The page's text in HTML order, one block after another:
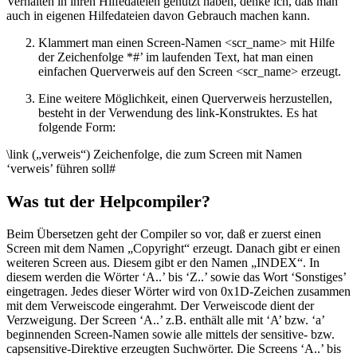
auch in eigenen Hilfedateien davon Gebrauch machen kann.
Klammert man einen Screen-Namen <scr_name> mit Hilfe
der Zeichenfolge *#’ im laufenden Text, hat man einen
einfachen Querverweis auf den Screen <scr_name> erzeugt.
Eine weitere Möglichkeit, einen Querverweis herzustellen,
besteht in der Verwendung des link-Konstruktes. Es hat
folgende Form:
\link („verweis“) Zeichenfolge, die zum Screen mit Namen
‘verweis’ führen soll#
Was tut der Helpcompiler?
Beim Übersetzen geht der Compiler so vor, daß er zuerst einen
Screen mit dem Namen „Copyright“ erzeugt. Danach gibt er einen
weiteren Screen aus. Diesem gibt er den Namen „INDEX“. In
diesem werden die Wörter ‘A..’ bis ‘Z..’ sowie das Wort ‘Sonstiges’
eingetragen. Jedes dieser Wörter wird von 0x1D-Zeichen zusammen
mit dem Verweiscode eingerahmt. Der Verweiscode dient der
Verzweigung. Der Screen ‘A..’ z.B. enthält alle mit ‘A’ bzw. ‘a’
beginnenden Screen-Namen sowie alle mittels der sensitive- bzw.
capsensitive-Direktive erzeugten Suchwörter. Die Screens ‘A..’ bis